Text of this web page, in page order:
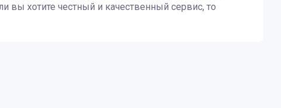
вы хотите честный и качественный сервис, то